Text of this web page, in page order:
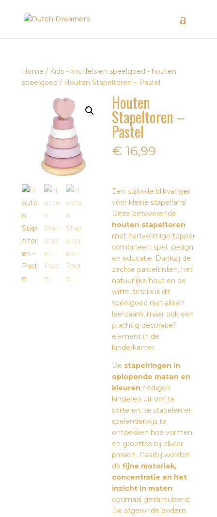
Home / Kids - knuffels en speelgoed - houten
speelgoed / Houten Stapeltoren – Pastel
Houten
Stapeltoren –
Pastel
€ 16,99
Een stijlvolle blikvanger
voor kleine stapelfans!
Deze betoverende
houten stapeltoren
met hartvormige topper
combineert spel, design
en educatie. Dankzij de
zachte pasteltinten, het
natuurlijke hout en de
witte details is dit
speelgoed niet alleen
leerzaam, maar ook een
prachtig decoratief
element in de
kinderkamer.
De stapelringen in
oplopende maten en
kleuren nodigen
kinderen uit om te
sorteren, te stapelen en
spelenderwijs te
ontdekken hoe vormen
en groottes bij elkaar
passen. Daarbij worden
defijne motoriek,
concentratie en het
inzicht in maten
optimaal gestimuleerd.
De afgeronde bodem